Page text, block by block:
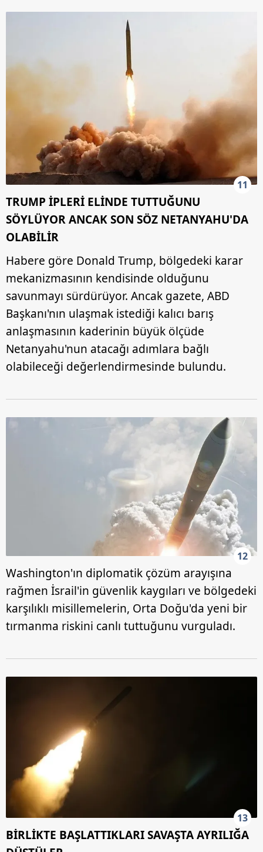
11
TRUMP İPLERİ ELİNDE TUTTUĞUNU
SÖYLÜYOR ANCAK SON SÖZ NETANYAHU'DA
OLABİLİR
Habere göre Donald Trump, bölgedeki karar
mekanizmasının kendisinde olduğunu
savunmayı sürdürüyor. Ancak gazete, ABD
Başkanı'nın ulaşmak istediği kalıcı barış
anlaşmasının kaderinin büyük ölçüde
Netanyahu'nun atacağı adımlara bağlı
olabileceği değerlendirmesinde bulundu.
12
Washington'ın diplomatik çözüm arayışına
rağmen İsrail'in güvenlik kaygıları ve bölgedeki
karşılıklı misillemelerin, Orta Doğu'da yeni bir
tırmanma riskini canlı tuttuğunu vurguladı.
13
BİRLİKTE BAŞLATTIKLARI SAVAŞTA AYRILIĞA